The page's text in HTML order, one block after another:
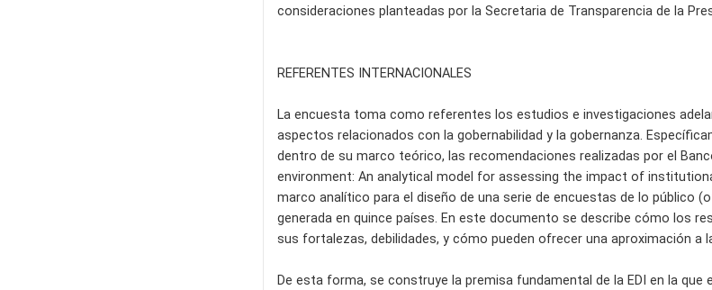
consideraciones planteadas por la Secretaria de Transparencia de la
REFERENTES INTERNACIONALES
La encuesta toma como referentes los estudios e investigaciones
aspectos relacionados con la gobernabilidad y la gobernanza.
dentro de su marco teórico, las recomendaciones realizadas por el
environment: An analytical model for assessing the impact of
marco analítico para el diseño de una serie de encuestas de lo público
generada en quince países. En este documento se describe cómo los
sus fortalezas, debilidades, y cómo pueden ofrecer una aproximación
De esta forma, se construye la premisa fundamental de la EDI en la